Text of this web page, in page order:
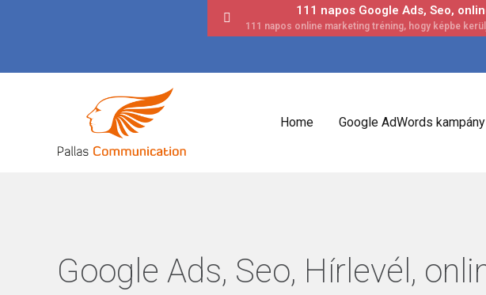
111 napos Google Ads, Seo,
Home Google AdWords kampány
Google Ads, Seo, Hírlevél,